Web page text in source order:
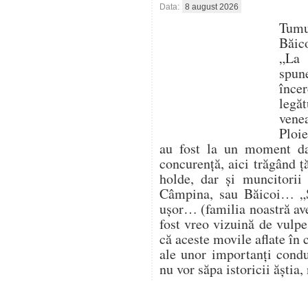
Data: 8 august 2026
au fost la un moment
concurență, aici trăgând
holde, dar și muncitorii
Câmpina, sau Băicoi…
ușor… (familia noastră
fost vreo vizuină de
că aceste movile aflate
ale unor importanți
nu vor săpa istoricii